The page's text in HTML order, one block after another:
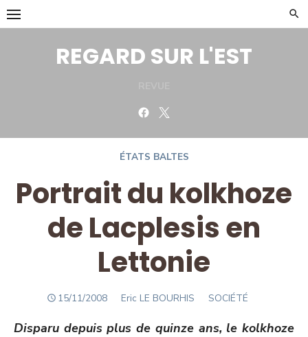
Skip
to
REGARD SUR L'EST
Facebook
ÉTATS BALTES
Portrait du kolkhoze
de Lacplesis en
Lettonie
POSTED
15/11/2008 Author
Eric LE BOURHIS SOCIÉTÉ
Disparu depuis plus de quinze ans, le kolkhoze